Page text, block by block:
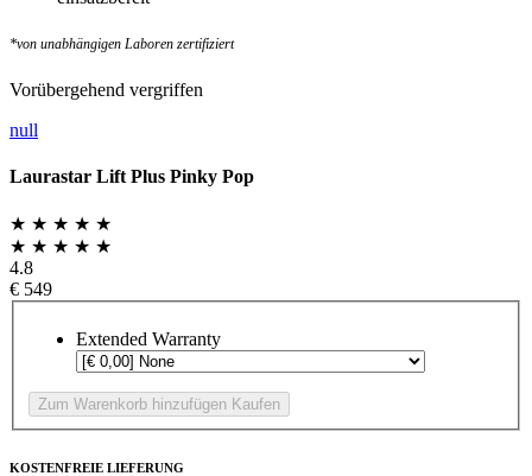
*von unabhängigen Laboren zertifiziert
Vorübergehend vergriffen
null
Laurastar Lift Plus Pinky Pop
★ ★ ★ ★ ★
★ ★ ★ ★ ★
4.8
€ 549
Extended Warranty
Zum Warenkorb hinzufügen Kaufen
KOSTENFREIE LIEFERUNG